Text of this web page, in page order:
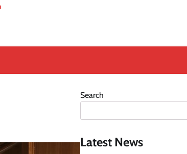
Search
Latest News